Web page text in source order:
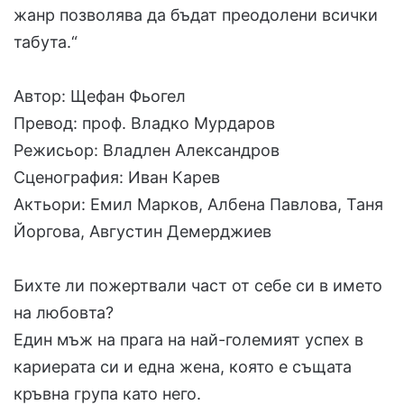
жанр позволява да бъдат преодолени всички
табута.“
Автор: Щефан Фьогел
Превод: проф. Владко Мурдаров
Режисьор: Владлен Александров
Сценография: Иван Карев
Актьори: Емил Марков, Албена Павлова, Таня
Йоргова, Августин Демерджиев
Бихте ли пожертвали част от себе си в името
на любовта?
Един мъж на прага на най-големият успех в
кариерата си и една жена, която е същата
кръвна група като него.